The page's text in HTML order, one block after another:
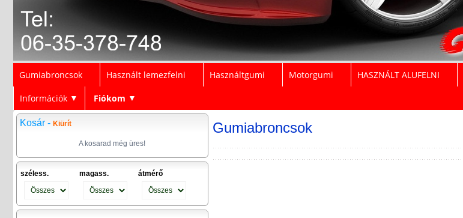
Gumiabroncsok Használt lemezfelni Használtgumi Motorgumi HASZNÁLT ALUFELNI
Információk ▼ Fiókom ▼
Kosár - Kiürít
A kosarad még üres!
széless. magass. átmérő
Gumiabroncsok